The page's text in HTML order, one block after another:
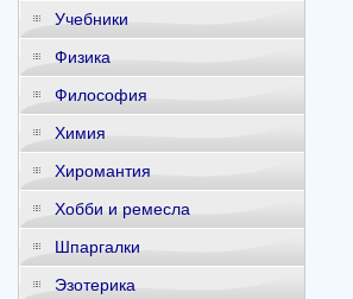
Учебники
Физика
Философия
Химия
Хиромантия
Хобби и ремесла
Шпаргалки
Эзотерика